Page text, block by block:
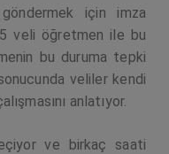
için imza
veli öğretmen ile bu
bu duruma tepki
veliler kendi
anlatıyor.
ve birkaç saati